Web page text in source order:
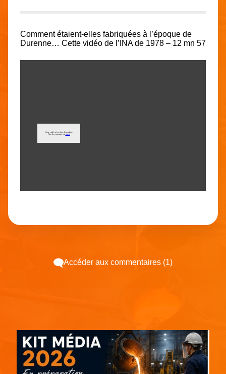
Comment étaient-elles fabriquées à l’époque de
Durenne… Cette vidéo de l’INA de 1978 – 12 mn 57
Accéder aux commentaires (1)